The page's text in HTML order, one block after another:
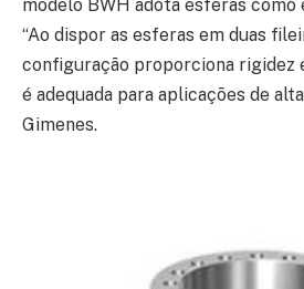
modelo BWH adota esferas
“Ao dispor as esferas em duas
configuração proporciona rigidez
é adequada para aplicações de
Gimenes.